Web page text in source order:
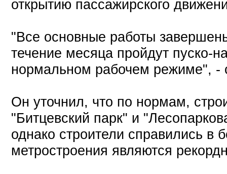
открытию пассажирского
"Все основные работы
течение месяца пройдут пуско-
нормальном рабочем режиме", -
Он уточнил, что по нормам,
"Битцевский парк" и
однако строители справились в
метростроения являются